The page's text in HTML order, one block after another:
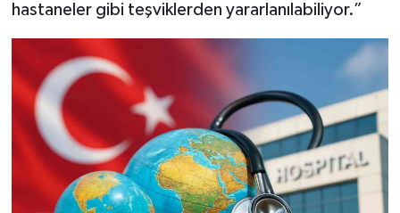
hastaneler gibi teşviklerden yararlanılabiliyor.”